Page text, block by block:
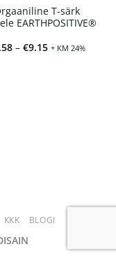
T-särk
EARTHPOSITIVE®
– €9.15Hinnavahemik:
+ KM 24%
KKK BLOGI